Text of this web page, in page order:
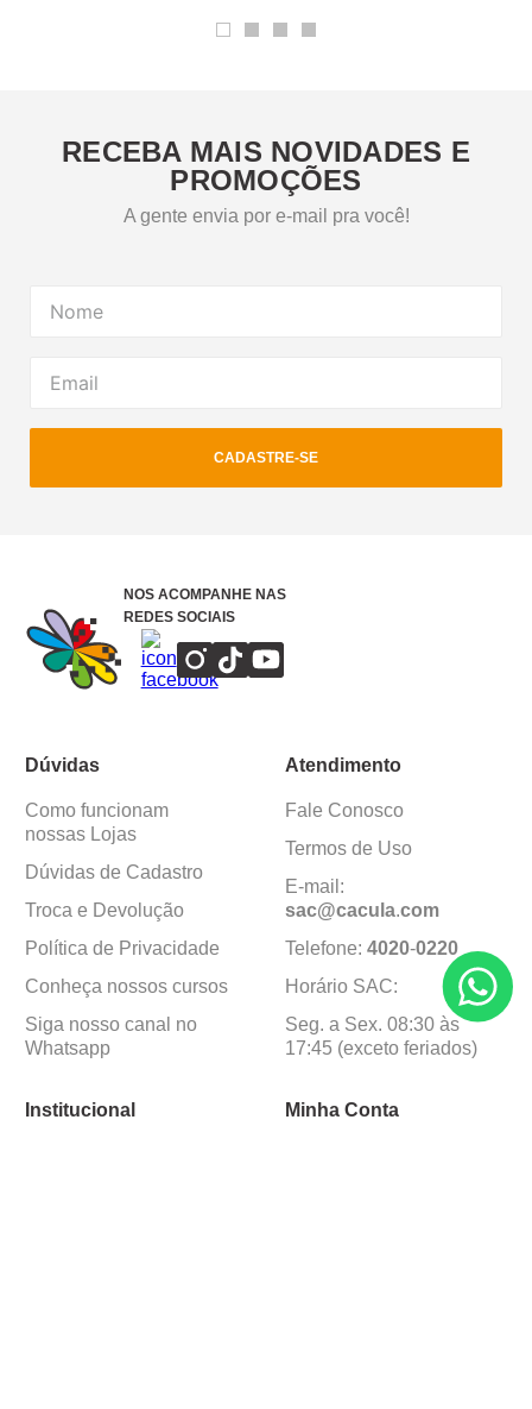
RECEBA MAIS NOVIDADES E
PROMOÇÕES
A gente envia por e-mail pra você!
CADASTRE-SE
NOS ACOMPANHE NAS
REDES SOCIAIS
Dúvidas
Como funcionam
nossas Lojas
Dúvidas de Cadastro
Troca e Devolução
Política de Privacidade
Conheça nossos cursos
Siga nosso canal no
Whatsapp
Atendimento
Fale Conosco
Termos de Uso
E-mail:
sac@cacula.com
Telefone: 4020-0220
Horário SAC:
Seg. a Sex. 08:30 às
17:45 (exceto feriados)
Institucional Minha Conta